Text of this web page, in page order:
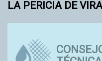
Shaper's Timber Caliper,
LA PERICIA DE
Y